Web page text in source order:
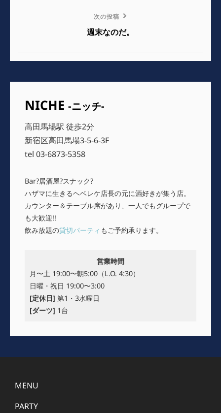
稿
次の投稿
週末なのだ。
NICHE -ニッチ-
高田馬場駅 徒歩2分
新宿区高田馬場3-5-6-3F
tel 03-6873-5358
Bar?居酒屋?スナック?
ハザマに生きるヘベレケ店長の元に酒好きが集う店。
カウンター＆テーブル席があり、一人でもグループで
も大歓迎!!
飲み放題の貸切パーティ もご予約承ります。
営業時間
月〜土 19:00〜朝5:00（L.O. 4:30）
日曜・祝日 19:00〜3:00
[定休日] 第1・3水曜日
[ダーツ] 1台
MENU
PARTY